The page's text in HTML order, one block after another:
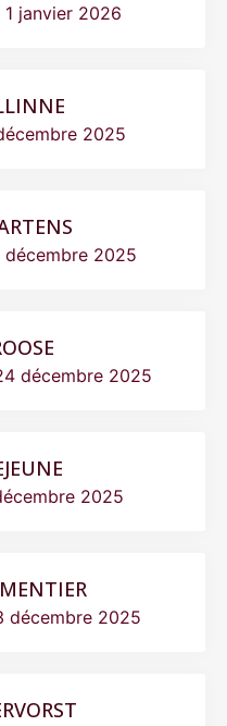
1 janvier 2026
2025
décembre 2025
décembre 2025
2025
décembre 2025